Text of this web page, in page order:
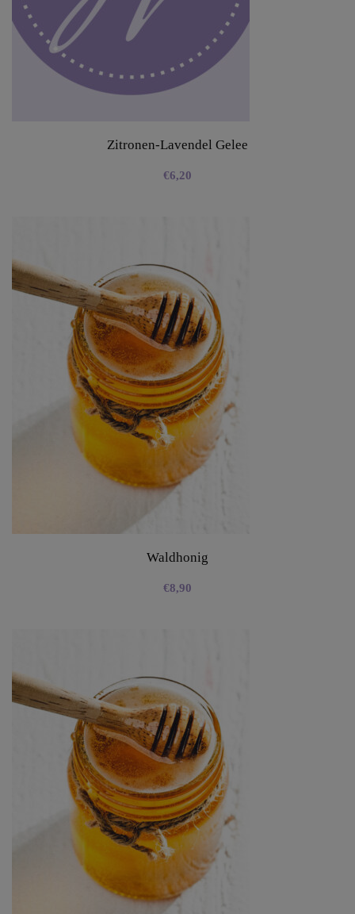
Zitronen-Lavendel Gelee
€6,20
Waldhonig
€8,90